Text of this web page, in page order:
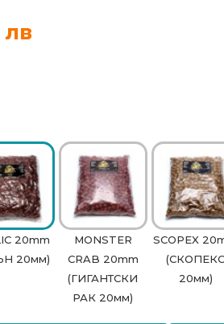
20mm
20мм)
MONSTER
CRAB 20mm
(ГИГАНТСКИ
РАК 20мм)
SCOPEX
(СКОПЕКС
20мм)